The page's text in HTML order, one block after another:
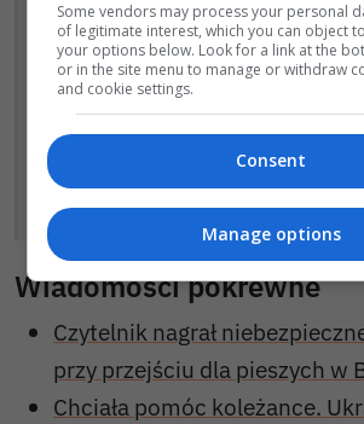
się częściowo do popełnienia
mu występków i złożył
potrafił wyjaśnić swojego
zachowania.
Na wniosek śledczych sąd
aresztował agresora na dwa
Wiadomości pokrewne
Czytelnik nagrał
przy przejściu dla pieszych w
Chciała pomóc koleżance.
Some vendors may process your personal
of legitimate interest, which you can object
your options below. Look for a link at the
or in the site menu to manage or withdraw
and cookie settings.
Consent
Manage options